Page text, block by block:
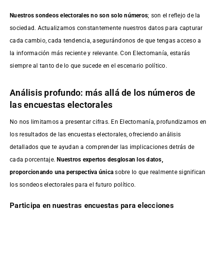
Nuestros sondeos electorales no son solo números; son el reflejo de la
sociedad. Actualizamos constantemente nuestros datos para capturar
cada cambio, cada tendencia, asegurándonos de que tengas acceso a
la información más reciente y relevante. Con Electomanía, estarás
siempre al tanto de lo que sucede en el escenario político.
Análisis profundo: más allá de los números de
las encuestas electorales
No nos limitamos a presentar cifras. En Electomanía, profundizamos en
los resultados de las encuestas electorales, ofreciendo análisis
detallados que te ayudan a comprender las implicaciones detrás de
cada porcentaje.Nuestros expertos desglosan los datos,
proporcionando una perspectiva única sobre lo que realmente significan
los sondeos electorales para el futuro político.
Participa en nuestras encuestas para elecciones